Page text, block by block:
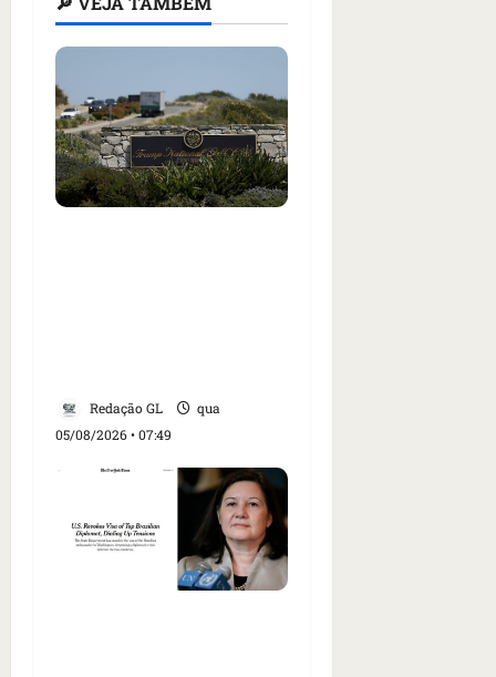
Redação GL
qua
05/08/2026 • 07:49